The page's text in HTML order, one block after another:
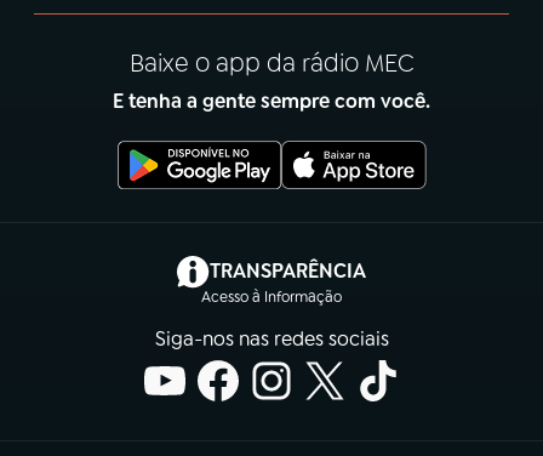
Baixe o app da rádio MEC
E tenha a gente sempre com você.
TRANSPARÊNCIA
Acesso à Informação
(abre em nova aba)
Siga-nos nas redes sociais